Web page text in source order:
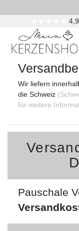
Wir liefern
die Schweiz
für weitere
Pauschale